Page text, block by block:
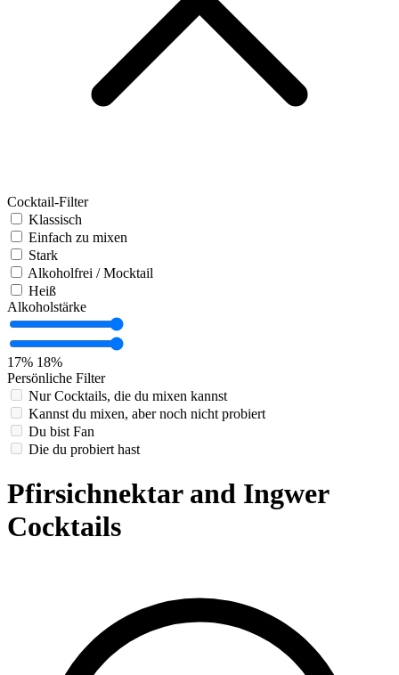
Cocktail-Filter
Klassisch
Einfach zu mixen
Stark
Alkoholfrei / Mocktail
Heiß
Alkoholstärke
17% 18%
Persönliche Filter
Nur Cocktails, die du mixen kannst
Kannst du mixen, aber noch nicht probiert
Du bist Fan
Die du probiert hast
Pfirsichnektar and Ingwer
Cocktails